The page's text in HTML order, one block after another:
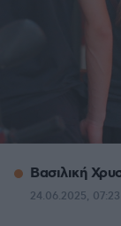
Βασιλική
24.06.2025, 07:23